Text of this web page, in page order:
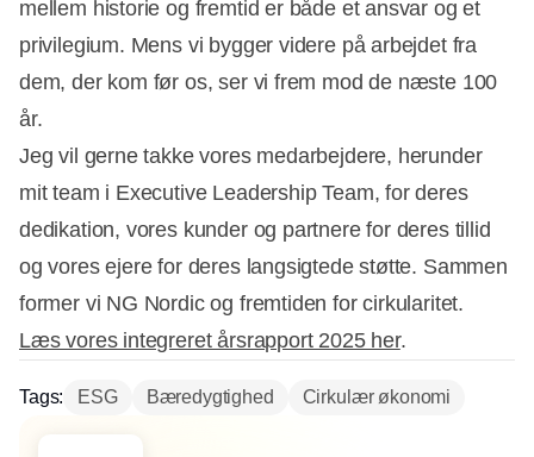
mellem historie og fremtid er både et ansvar og et
privilegium. Mens vi bygger videre på arbejdet fra
dem, der kom før os, ser vi frem mod de næste 100
år.
Jeg vil gerne takke vores medarbejdere, herunder
mit team i Executive Leadership Team, for deres
dedikation, vores kunder og partnere for deres tillid
og vores ejere for deres langsigtede støtte. Sammen
former vi NG Nordic og fremtiden for cirkularitet.
Læs vores integreret årsrapport 2025 her.
Tags: ESG Bæredygtighed Cirkulær økonomi